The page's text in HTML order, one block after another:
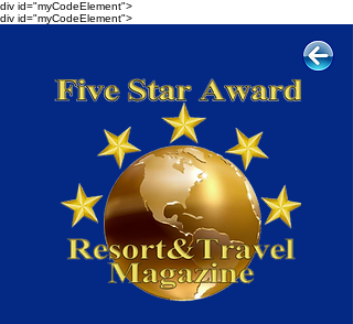
div id="myCodeElement">
div id="myCodeElement">